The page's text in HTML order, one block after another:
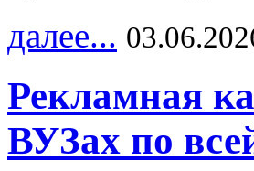
далее...
Рекламная
ВУЗах по